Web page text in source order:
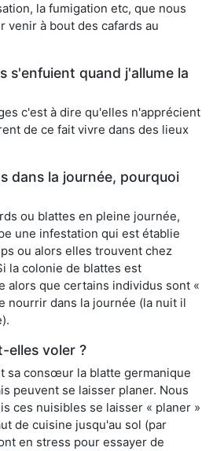
la fumigation etc, que nous
venir à bout des cafards au
s'enfuient quand j'allume la
c'est à dire qu'elles n'apprécient
de ce fait vivre dans des lieux
dans la journée, pourquoi
ou blattes en pleine journée,
une infestation qui est établie
ou alors elles trouvent chez
la colonie de blattes est
alors que certains individus sont «
nourrir dans la journée (la nuit il
elles voler ?
sa consœur la blatte germanique
peuvent se laisser planer. Nous
ces nuisibles se laisser « planer »
de cuisine jusqu'au sol (par
en stress pour essayer de